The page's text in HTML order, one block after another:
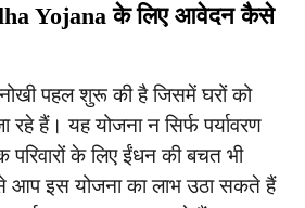
Yojana के लिए आवेदन कैसे
पहल शुरू की है जिसमें घरों को
रहे हैं। यह योजना न सिर्फ पर्यावरण
परिवारों के लिए ईंधन की बचत भी
इस योजना का लाभ उठा सकते हैं